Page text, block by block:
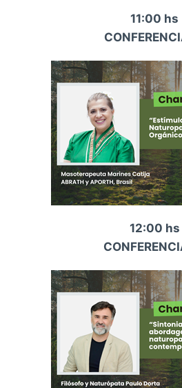
11:00 hs
12:00 hs